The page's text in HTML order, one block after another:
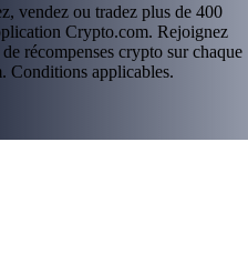
vendez ou tradez plus de 400
Crypto.com. Rejoignez
récompenses crypto sur chaque
Conditions applicables.